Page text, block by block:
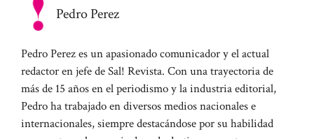
Pedro Perez
Pedro Perez es un apasionado comunicador y el actual
redactor en jefe de Sal! Revista. Con una trayectoria de
más de 15 años en el periodismo y la industria editorial,
Pedro ha trabajado en diversos medios nacionales e
internacionales, siempre destacándose por su habilidad